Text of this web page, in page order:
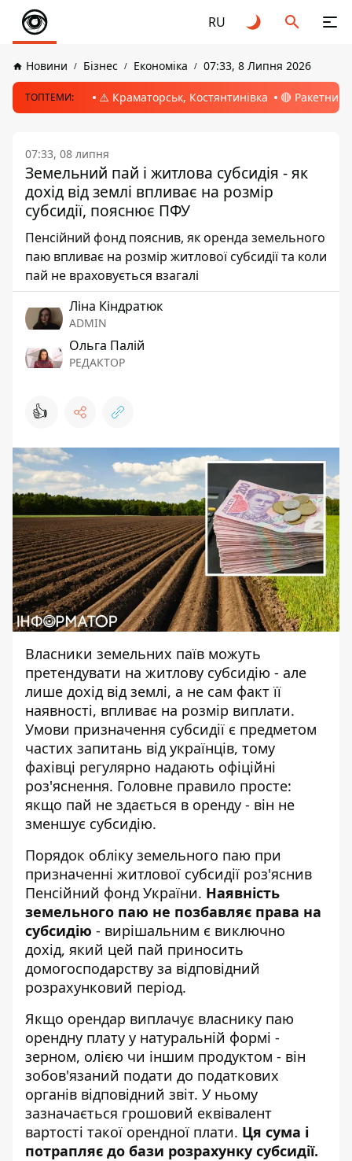
RU
Новини Бізнес Економіка 07:33, 8 Липня 2026
ТОПТЕМИ: ⚠️ Краматорськ, Костянтинівка 🔴 Ракетний
07:33, 08 липня
Земельний пай і житлова субсидія - як
дохід від землі впливає на розмір
субсидії, пояснює ПФУ
Пенсійний фонд пояснив, як оренда земельного
паю впливає на розмір житлової субсидії та коли
пай не враховується взагалі
Ліна Кіндратюк
ADMIN
Ольга Палій
РЕДАКТОР
👍
Власники земельних паїв можуть
претендувати на житлову субсидію - але
лише дохід від землі, а не сам факт її
наявності, впливає на розмір виплати.
Умови призначення субсидії є предметом
частих запитань від українців, тому
фахівці регулярно надають офіційні
роз'яснення. Головне правило просте:
якщо пай не здається в оренду - він не
зменшує субсидію.
Порядок обліку земельного паю при
призначенні житлової субсидії роз'яснив
Пенсійний фонд України. Наявність
земельного паю не позбавляє права на
субсидію - вирішальним є виключно
дохід, який цей пай приносить
домогосподарству за відповідний
розрахунковий період.
Якщо орендар виплачує власнику паю
орендну плату у натуральній формі -
зерном, олією чи іншим продуктом - він
зобов'язаний подати до податкових
органів відповідний звіт. У ньому
зазначається грошовий еквівалент
вартості такої орендної плати. Ця сума і
потрапляє до бази розрахунку субсидії.